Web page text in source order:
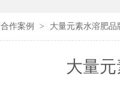
合作案例 > 大量元素水溶肥
大量